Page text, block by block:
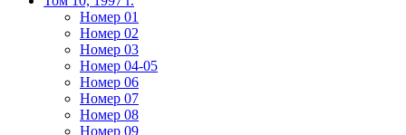
Номер 01
Номер 02
Номер 03
Номер 04-05
Номер 06
Номер 07
Номер 08
Номер 09